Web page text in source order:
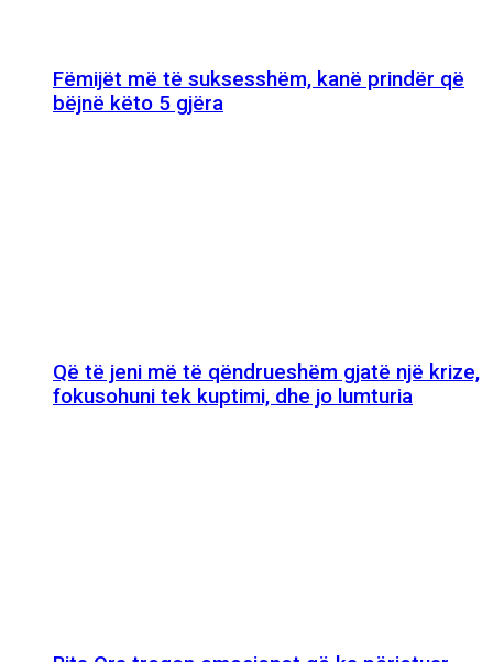
Fëmijët më të suksesshëm, kanë prindër që
bëjnë këto 5 gjëra
Që të jeni më të qëndrueshëm gjatë një krize,
fokusohuni tek kuptimi, dhe jo lumturia